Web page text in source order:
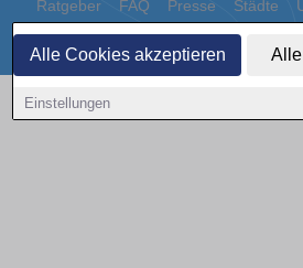
Alle Cookies akzeptieren
Einstellungen
Ratgeber FAQ Presse Städte
Datenschutz
Copyright © 2000 - 2026 | 1A Infosysteme